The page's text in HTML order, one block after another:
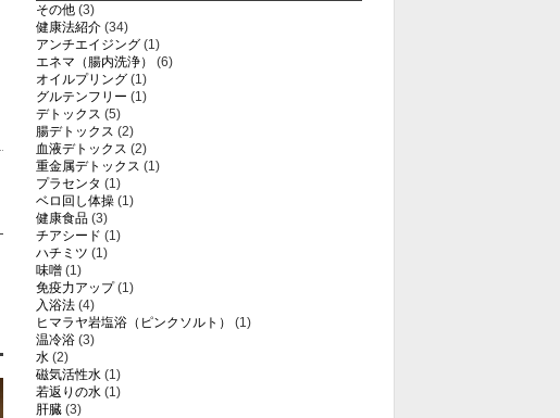
その他 (3)
健康法紹介 (34)
アンチエイジング (1)
エネマ（腸内洗浄）
(6)
オイルプリング (1)
グルテンフリー (1)
デトックス (5)
腸デトックス (2)
血液デトックス (2)
重金属デトックス (1)
プラセンタ (1)
ベロ回し体操 (1)
健康食品 (3)
チアシード (1)
ハチミツ (1)
味噌 (1)
免疫力アップ(1)
入浴法 (4)
ヒマラヤ岩塩浴（ピンクソルト）
(1)
温冷浴 (3)
水 (2)
磁気活性水 (1)
若返りの水 (1)
肝臓 (3)